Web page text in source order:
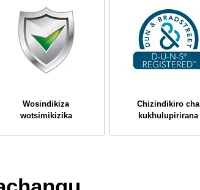
Wosindikiza
wotsimikizika
Chizindikiro cha
kukhulupirirana